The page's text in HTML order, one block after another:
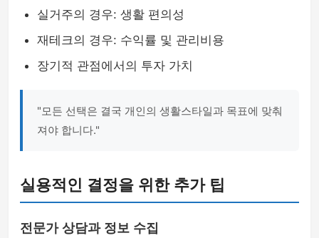
실거주의 경우: 생활 편의성
재테크의 경우: 수익률 및 관리비용
장기적 관점에서의 투자 가치
"모든 선택은 결국 개인의 생활스타일과 목표에 맞춰
져야 합니다."
실용적인 결정을 위한 추가 팁
전문가 상담과 정보 수집